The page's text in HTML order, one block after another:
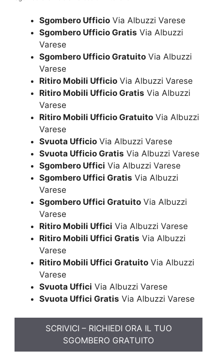
Sgombero Ufficio Via Albuzzi Varese
Sgombero Ufficio Gratis Via Albuzzi
Varese
Sgombero Ufficio Gratuito Via Albuzzi
Varese
Ritiro Mobili Ufficio Via Albuzzi Varese
Ritiro Mobili Ufficio Gratis Via Albuzzi
Varese
Ritiro Mobili Ufficio Gratuito Via Albuzzi
Varese
Svuota Ufficio Via Albuzzi Varese
Svuota Ufficio Gratis Via Albuzzi Varese
Sgombero Uffici Via Albuzzi Varese
Sgombero Uffici Gratis Via Albuzzi
Varese
Sgombero Uffici Gratuito Via Albuzzi
Varese
Ritiro Mobili Uffici Via Albuzzi Varese
Ritiro Mobili Uffici Gratis Via Albuzzi
Varese
Ritiro Mobili Uffici Gratuito Via Albuzzi
Varese
Svuota Uffici Via Albuzzi Varese
Svuota Uffici Gratis Via Albuzzi Varese
SCRIVICI – RICHIEDI ORA IL TUO
SGOMBERO GRATUITO